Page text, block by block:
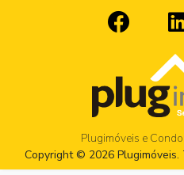
Plugimóveis e
Copyright © 2026